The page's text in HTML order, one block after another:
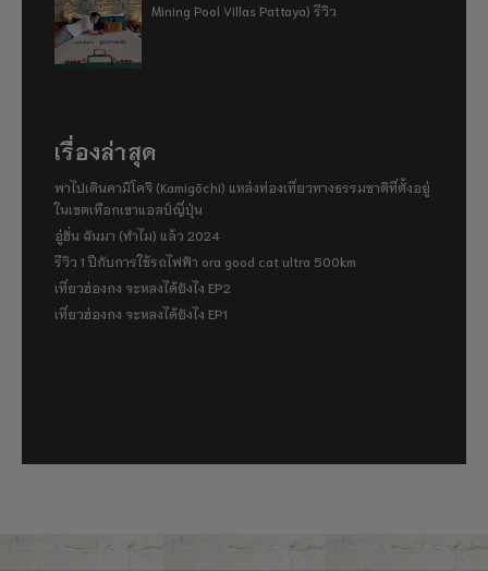
Mining Pool Villas Pattaya) รีวิว
เรื่องล่าสุด
พาไปเดินคามิโคจิ (Kamigōchi) แหล่งท่องเที่ยวทางธรรมชาติที่ตั้งอยู่
ในเขตเทือกเขาแอลป์ญี่ปุ่น
อู่ฮั่น ฉันมา (ทำไม) แล้ว 2024
รีวิว 1 ปีกับการใช้รถไฟฟ้า ora good cat ultra 500km
เที่ยวฮ่องกง จะหลงได้ยังไง EP2
เที่ยวฮ่องกง จะหลงได้ยังไง EP1